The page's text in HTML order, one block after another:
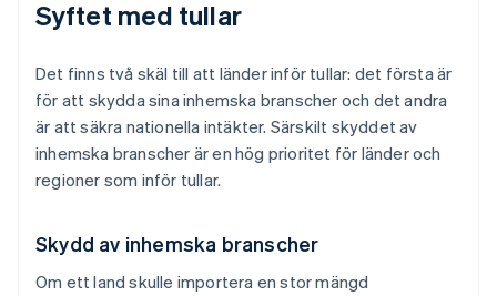
Syftet med tullar
Det finns två skäl till att länder inför tullar: det första är
för att skydda sina inhemska branscher och det andra
är att säkra nationella intäkter. Särskilt skyddet av
inhemska branscher är en hög prioritet för länder och
regioner som inför tullar.
Skydd av inhemska branscher
Om ett land skulle importera en stor mängd